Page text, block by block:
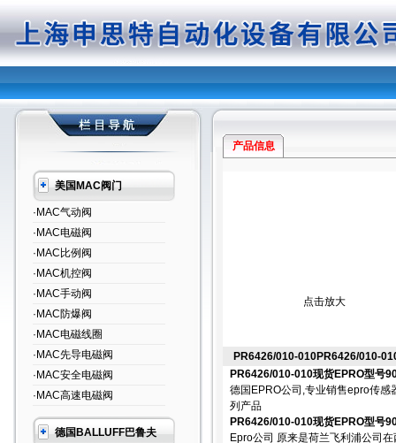
美国MAC阀门
·MAC气动阀
·MAC电磁阀
·MAC比例阀
·MAC机控阀
·MAC手动阀
·MAC防爆阀
·MAC电磁线圈
·MAC先导电磁阀
·MAC安全电磁阀
·MAC高速电磁阀
德国BALLUFF巴鲁夫
产品信息
点击放大
PR6426/010-010PR6426/010-
PR6426/010-010现货EPRO型号
德国EPRO公司,专业销售epro传
列产品
PR6426/010-010现货EPRO型号
Epro公司 原来是荷兰飞利浦公司